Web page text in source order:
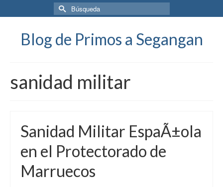
Buscar
por:
Blog de Primos a Segangan
sanidad militar
Sanidad Militar EspaÃ±ola
en el Protectorado de
Marruecos